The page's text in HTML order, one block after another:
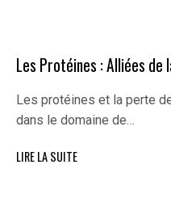
Les Protéines : Alliées de
Les protéines et la perte
dans le domaine de…
LIRE LA SUITE